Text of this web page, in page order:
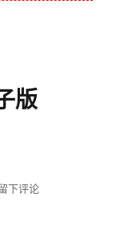
版
下评论